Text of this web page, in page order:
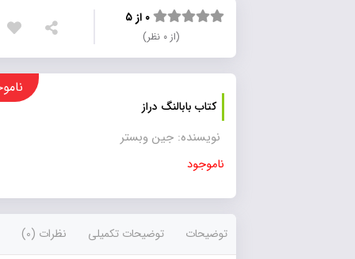
۰ از ۵
کتاب بابالنگ دراز
ناموجود
نویسنده: جین وبستر
توضیحات توضیحات تکمیلی نظرات (0)